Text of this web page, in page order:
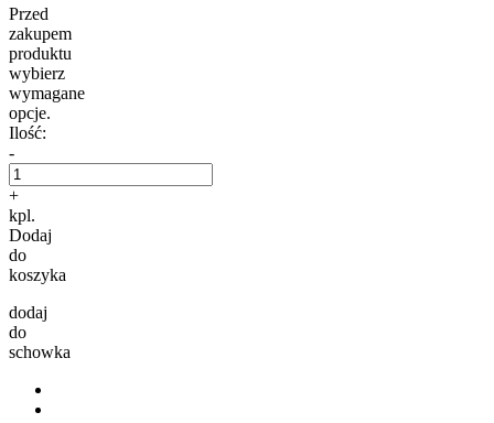
Przed
zakupem
produktu
wybierz
wymagane
opcje.
Ilość:
-
+
kpl.
Dodaj
do
koszyka
dodaj
do
schowka